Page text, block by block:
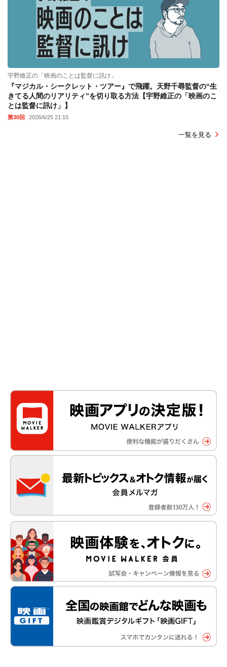
宇野維正の「映画のことは監督に訊け」
『マジカル・シークレット・ツアー』で飛躍。天野千尋監督の“生
きてる人間のリアリティ”を切り取る方法【宇野維正の「映画のこ
とは監督に訊け」】
第30回 2026/6/25 21:15
一覧を見る